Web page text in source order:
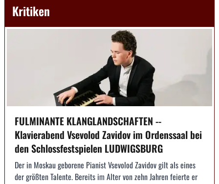
Kritiken
FULMINANTE KLANGLANDSCHAFTEN --
Klavierabend Vsevolod Zavidov im Ordenssaal bei
den Schlossfestspielen LUDWIGSBURG
Der in Moskau geborene Pianist Vsevolod Zavidov gilt als eines
der größten Talente. Bereits im Alter von zehn Jahren feierte er